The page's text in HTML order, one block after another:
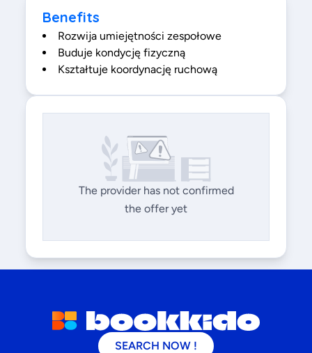
Benefits
Rozwija umiejętności zespołowe
Buduje kondycję fizyczną
Kształtuje koordynację ruchową
The provider has not confirmed
the offer yet
SEARCH NOW !